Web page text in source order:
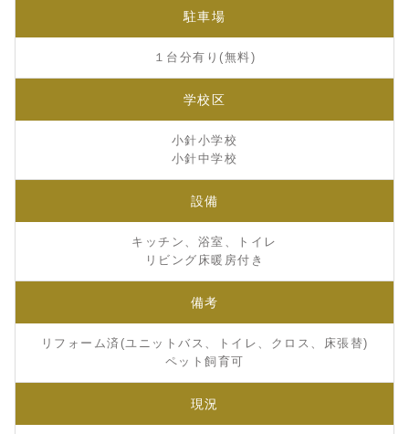
駐車場
１台分有り(無料)
学校区
小針小学校
小針中学校
設備
キッチン、浴室、トイレ
リビング床暖房付き
備考
リフォーム済(ユニットバス、トイレ、クロス、床張替)
ペット飼育可
現況